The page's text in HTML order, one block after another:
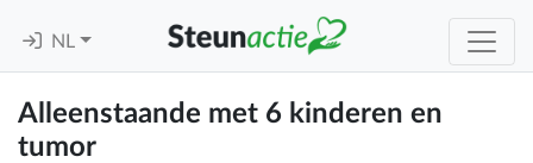
NL
Alleenstaande met 6 kinderen en
tumor